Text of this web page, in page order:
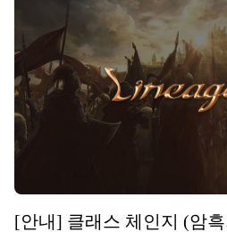
[안내] 클래스 체인지 (암